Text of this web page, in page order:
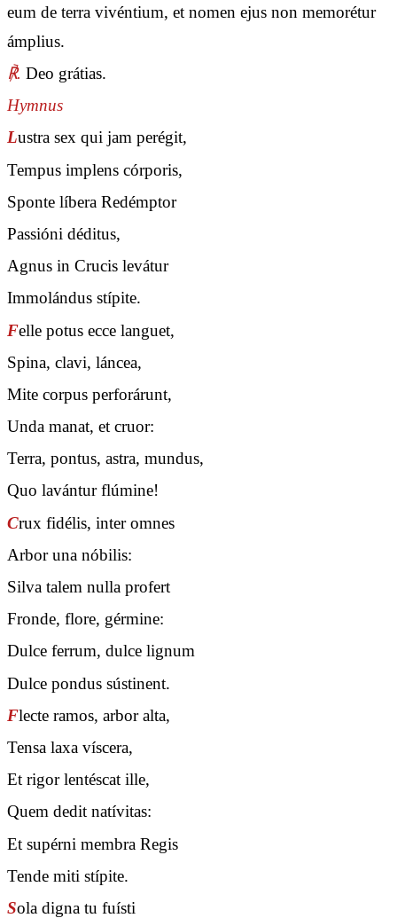
eum de terra vivéntium, et nomen ejus non memorétur
ámplius.
℟. Deo grátias.
Hymnus
Lustra sex qui jam perégit,
Tempus implens córporis,
Sponte líbera Redémptor
Passióni déditus,
Agnus in Crucis levátur
Immolándus stípite.
Felle potus ecce languet,
Spina, clavi, láncea,
Mite corpus perforárunt,
Unda manat, et cruor:
Terra, pontus, astra, mundus,
Quo lavántur flúmine!
Crux fidélis, inter omnes
Arbor una nóbilis:
Silva talem nulla profert
Fronde, flore, gérmine:
Dulce ferrum, dulce lignum
Dulce pondus sústinent.
Flecte ramos, arbor alta,
Tensa laxa víscera,
Et rigor lentéscat ille,
Quem dedit natívitas:
Et supérni membra Regis
Tende miti stípite.
Sola digna tu fuísti